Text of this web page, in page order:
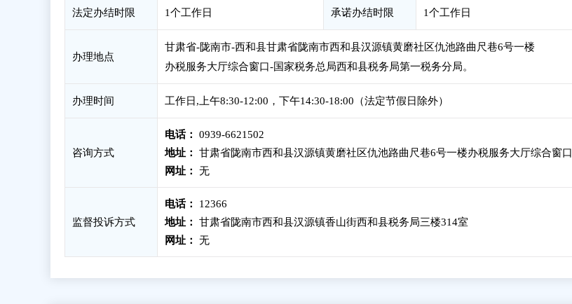
法定办结时限 1个工作日 承诺办结时限 1个工作日
办理地点
甘肃省-陇南市-西和县甘肃省陇南市西和县汉源镇黄磨社区仇池路曲尺巷6号一楼
办税服务大厅综合窗口-国家税务总局西和县税务局第一税务分局。
办理时间 工作日,上午8:30-12:00，下午14:30-18:00（法定节假日除外）
咨询方式
电话：
0939-6621502
地址：
甘肃省陇南市西和县汉源镇黄磨社区仇池路曲尺巷6号一楼办税服务大厅综合窗口
网址：
无
监督投诉方式
电话：
12366
地址：
甘肃省陇南市西和县汉源镇香山街西和县税务局三楼314室
网址：
无